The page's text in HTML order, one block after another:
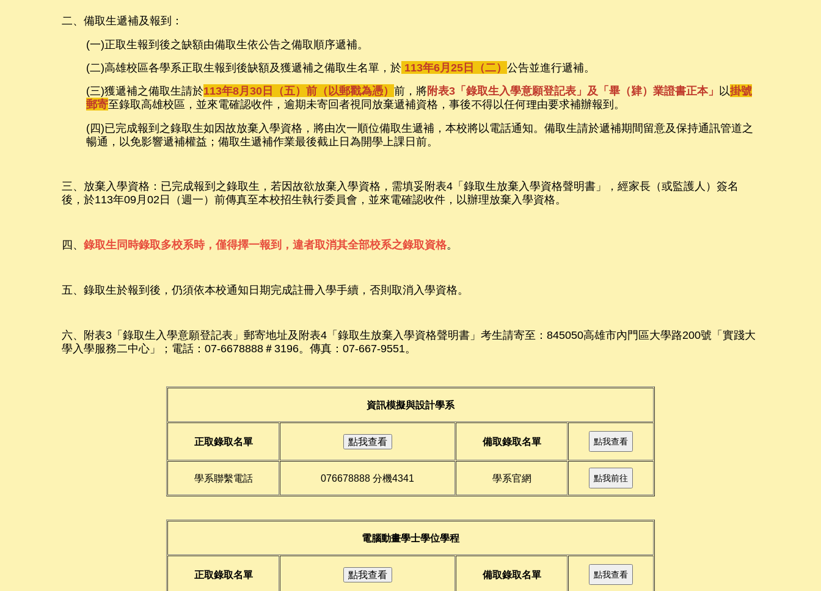
二、備取生遞補及報到：
(一)正取生報到後之缺額由備取生依公告之備取順序遞補。
(二)高雄校區各學系正取生報到後缺額及獲遞補之備取生名單，於 113年6月25日（二） 公告並進行遞補。
(三)獲遞補之備取生請於113年8月30日（五）前（以郵戳為憑） 前，將附表3「錄取生入學意願登記表」及「畢（肄）業證書正本」 以掛號
郵寄至錄取高雄校區，並來電確認收件，逾期未寄回者視同放棄遞補資格，事後不得以任何理由要求補辦報到。
(四)已完成報到之錄取生如因故放棄入學資格，將由次一順位備取生遞補，本校將以電話通知。備取生請於遞補期間留意及保持通訊管道之
暢通，以免影響遞補權益；備取生遞補作業最後截止日為開學上課日前。
三、放棄入學資格：已完成報到之錄取生，若因故欲放棄入學資格，需填妥附表4「錄取生放棄入學資格聲明書」，經家長（或監護人）簽名
後，於113年09月02日（週一）前傳真至本校招生執行委員會，並來電確認收件，以辦理放棄入學資格。
四、 錄取生同時錄取多校系時，僅得擇一報到，違者取消其全部校系之錄取資格。
五、錄取生於報到後，仍須依本校通知日期完成註冊入學手續，否則取消入學資格。
六、附表3「錄取生入學意願登記表」郵寄地址及附表4「錄取生放棄入學資格聲明書」 考生請寄至：845050高雄市內門區大學路200號「實踐大
學入學服務二中心」；電話：07-6678888＃3196。傳真：07-667-9551。
資訊模擬與設計學系
正取錄取名單 備取錄取名單
學系聯繫電話 076678888 分機4341 學系官網
電腦動畫學士學位學程
正取錄取名單 備取錄取名單